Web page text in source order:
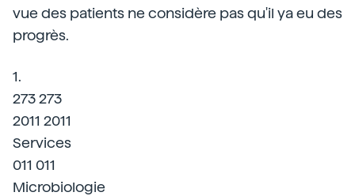
vue des patients ne considère pas qu'il ya eu des
progrès.
1.
273 273
2011 2011
Services
011 011
Microbiologie